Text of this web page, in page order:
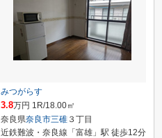
みつがらす
3.8万円 1R/18.00㎡
奈良県奈良市三碓 ３丁目
近鉄難波・奈良線「富雄」駅 徒歩12分